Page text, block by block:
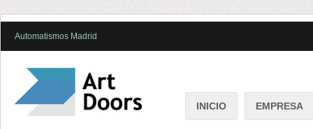
Automatismos Madrid
INICIO EMPRESA